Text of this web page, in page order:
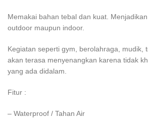
Memakai bahan tebal dan kuat.
outdoor maupun indoor.
Kegiatan seperti gym, berolahraga, mudik,
akan terasa menyenangkan karena tidak
yang ada didalam.
Fitur :
– Waterproof / Tahan Air